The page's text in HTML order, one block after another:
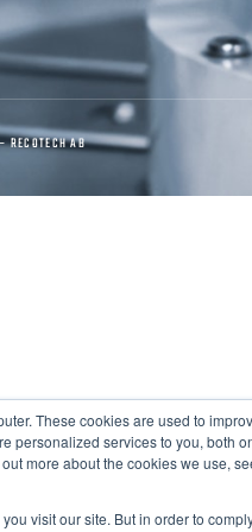
These cookies are used to
personalized services to you, both
more about the cookies we use,
visit our site. But in order to
AB